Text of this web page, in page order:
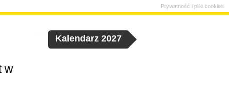
w
Kalendarz 2027
Prywatność i pliki cookies